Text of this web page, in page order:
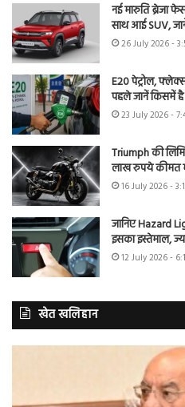
नई मारुति ब्रेजा
साथ आई SUV,
26 July 2026 -
E20 पेट्रोल,
पहले जानें किसमें है
23 July 2026 -
Triumph की
लाख रुपये कीमत
16 July 2026 -
जानिए Hazard
इसका इस्तेमाल,
12 July 2026 -
खेत खलिहान